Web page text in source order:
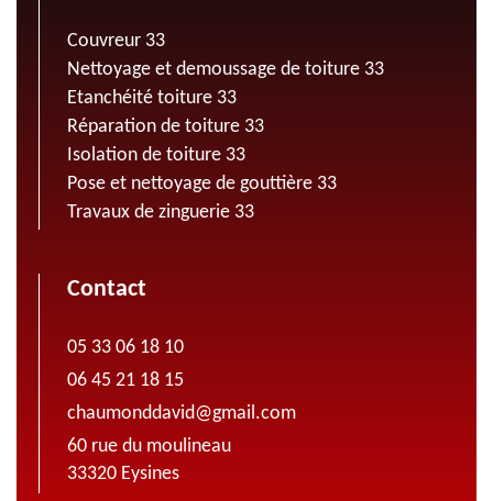
Couvreur 33
Nettoyage et demoussage de toiture 33
Etanchéité toiture 33
Réparation de toiture 33
Isolation de toiture 33
Pose et nettoyage de gouttière 33
Travaux de zinguerie 33
Contact
05 33 06 18 10
06 45 21 18 15
chaumonddavid@gmail.com
60 rue du moulineau
33320 Eysines